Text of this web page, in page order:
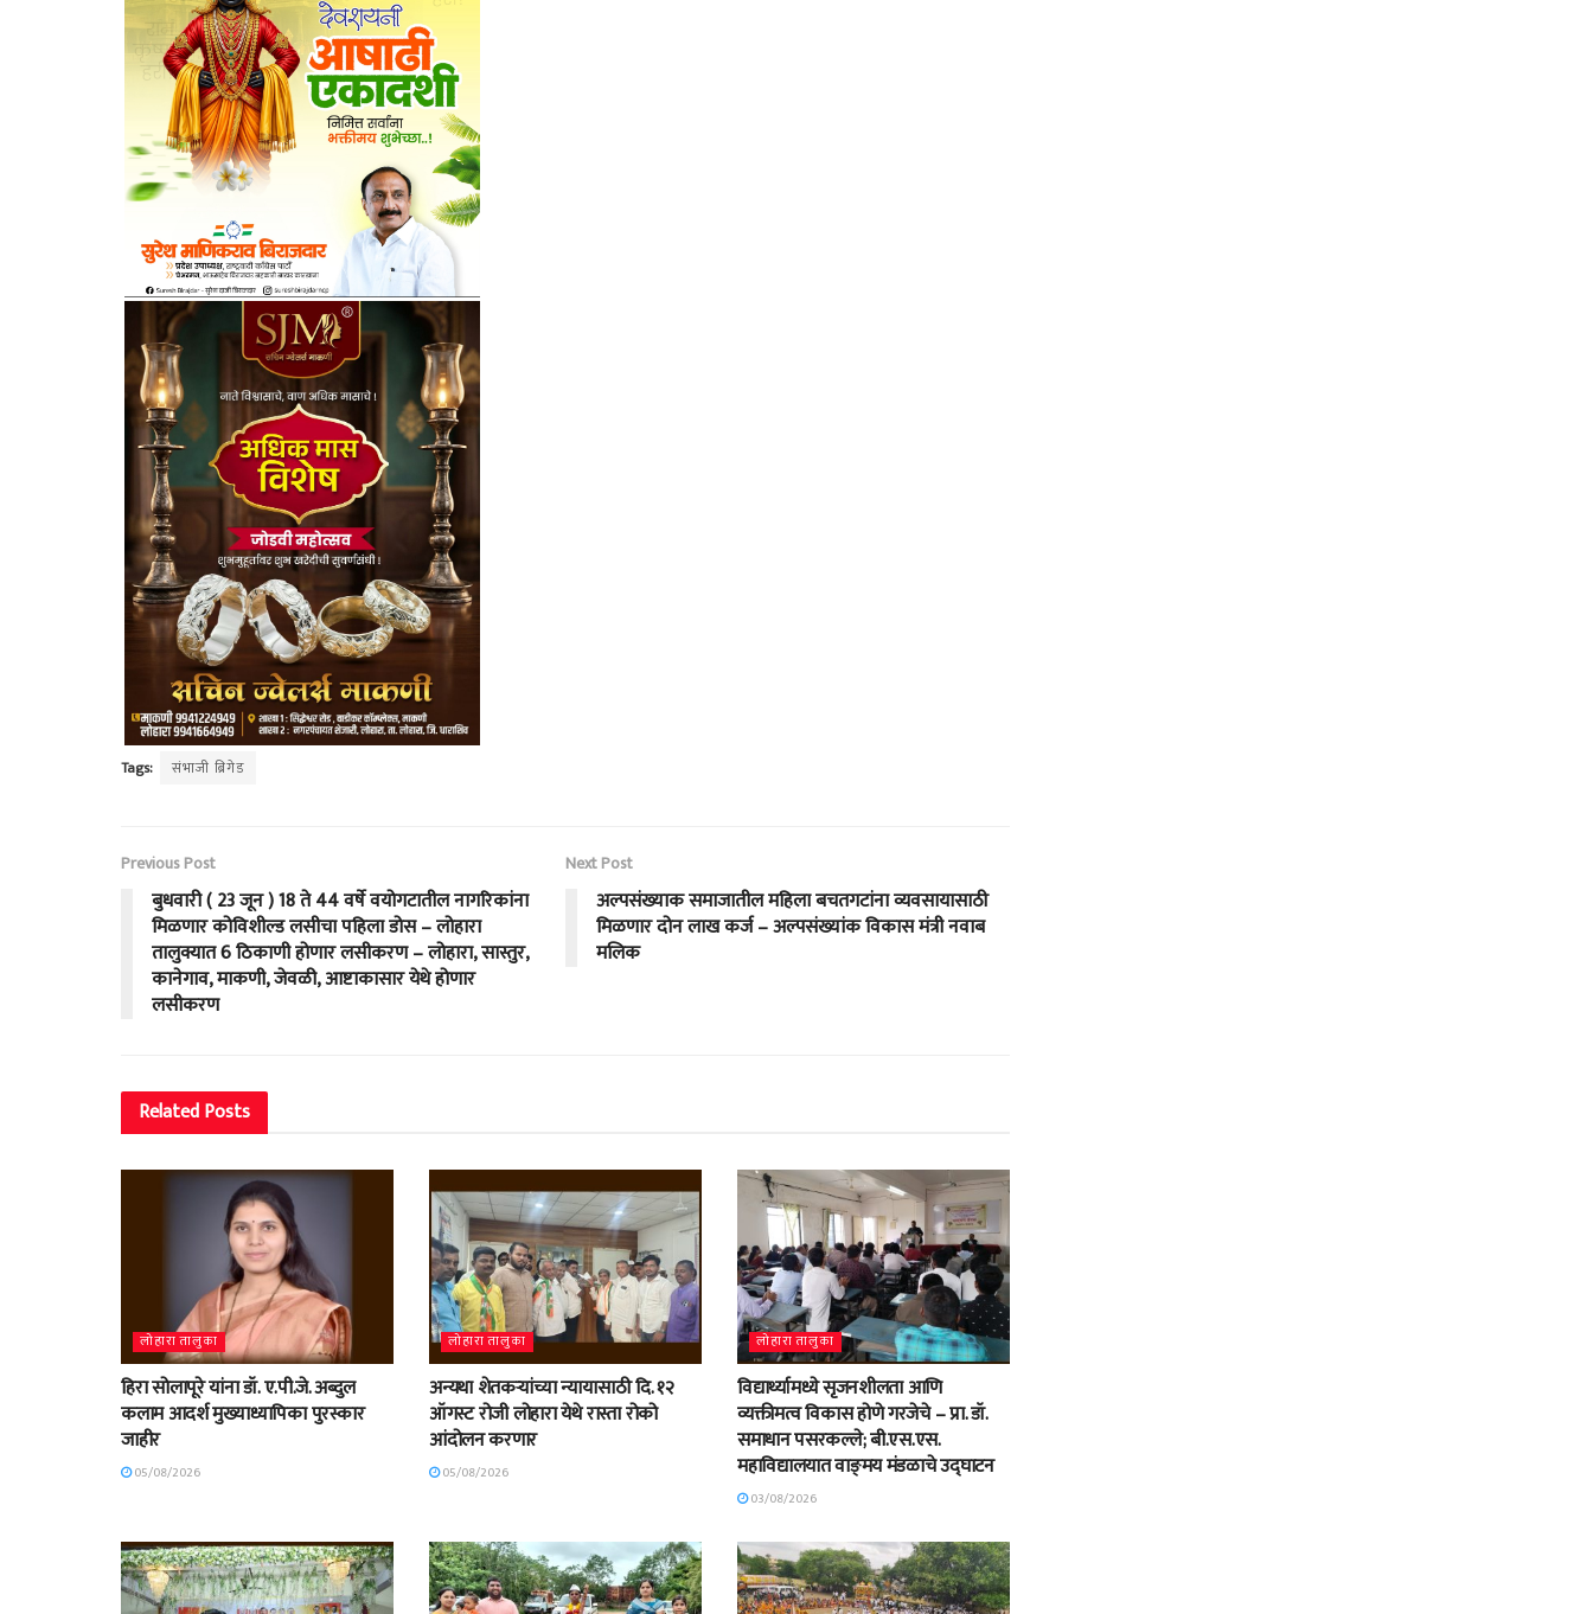
Tags: संभाजी ब्रिगेड
Previous Post
बुधवारी ( 23 जून ) 18 ते 44 वर्षे वयोगटातील नागरिकांना
मिळणार कोविशील्ड लसीचा पहिला डोस – लोहारा
तालुक्यात 6 ठिकाणी होणार लसीकरण – लोहारा, सास्तुर,
कानेगाव, माकणी, जेवळी, आष्टाकासार येथे होणार
लसीकरण
Next Post
अल्पसंख्याक समाजातील महिला बचतगटांना व्यवसायासाठी
मिळणार दोन लाख कर्ज – अल्पसंख्यांक विकास मंत्री नवाब
मलिक
RelatedPosts
लोहारा तालुका
हिरा सोलापूरे यांना डॉ. ए.पी.जे. अब्दुल
कलाम आदर्श मुख्याध्यापिका पुरस्कार
जाहीर
05/08/2026
लोहारा तालुका
अन्यथा शेतकऱ्यांच्या न्यायासाठी दि. १२
ऑगस्ट रोजी लोहारा येथे रास्ता रोको
आंदोलन करणार
05/08/2026
लोहारा तालुका
विद्यार्थ्यामध्ये सृजनशीलता आणि
व्यक्तीमत्व विकास होणे गरजेचे – प्रा. डॉ.
समाधान पसरकल्ले; बी.एस.एस.
महाविद्यालयात वाङ्‌मय मंडळाचे उद्घाटन
03/08/2026